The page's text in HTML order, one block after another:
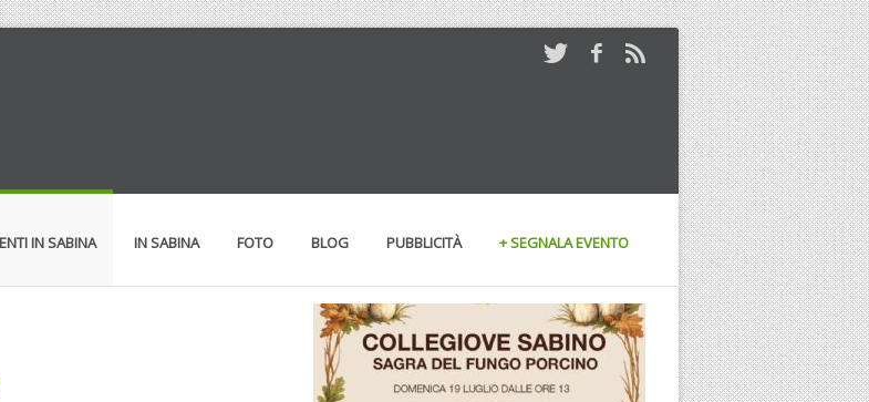
IN SABINA IN SABINA FOTO BLOG PUBBLICITÀ + SEGNALA EVENTO